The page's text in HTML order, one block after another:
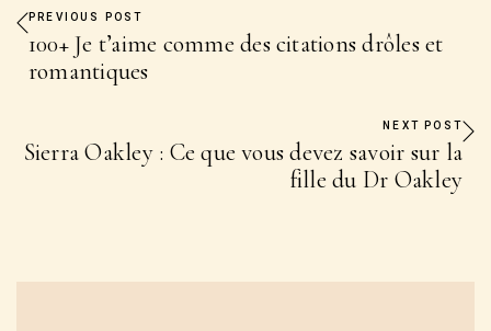
PREVIOUS POST
100+ Je t’aime comme des citations drôles et
romantiques
NEXT POST
Sierra Oakley : Ce que vous devez savoir sur la
fille du Dr Oakley